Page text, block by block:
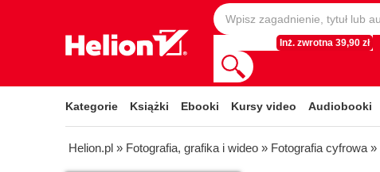
Inż. zwrotna 39,90 zł
Kategorie Książki Ebooki Kursy video Audiobooki
Helion.pl » Fotografia, grafika i wideo » Fotografia cyfrowa »